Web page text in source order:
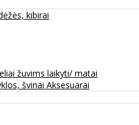
kibirai
žuvims laikyti/ matai
švinai Aksesuarai